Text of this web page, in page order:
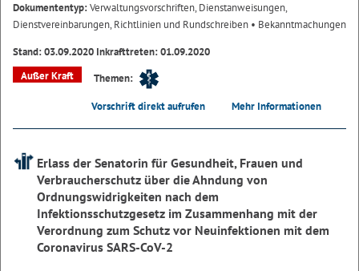
Dokumententyp:Verwaltungsvorschriften, Dienstanweisungen,
Dienstvereinbarungen, Richtlinien und Rundschreiben • Bekanntmachungen
Stand: 03.09.2020 Inkrafttreten: 01.09.2020
Außer Kraft
Themen:
Vorschrift direkt aufrufen Mehr Informationen
Erlass der Senatorin für Gesundheit, Frauen und
Verbraucherschutz über die Ahndung von
Ordnungswidrigkeiten nach dem
Infektionsschutzgesetz im Zusammenhang mit der
Verordnung zum Schutz vor Neuinfektionen mit dem
Coronavirus SARS-CoV-2